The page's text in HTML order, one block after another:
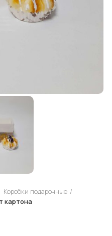
Коробки подарочные
картона